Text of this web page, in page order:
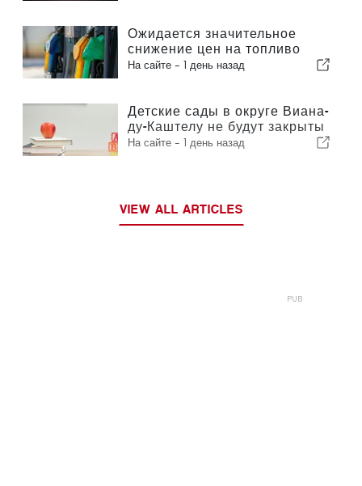
Ожидается значительное
снижение цен на топливо
На сайте - 1 день назад
Детские сады в округе Виана-
ду-Каштелу не будут закрыты
На сайте - 1 день назад
VIEW ALL ARTICLES